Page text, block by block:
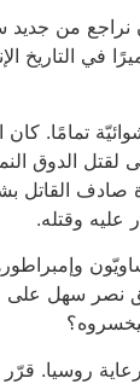
نراجع من جديد
في التاريخ
تمامًا. كان
لقتل الدوق
صادف القاتل
عليه وقتله.
نصر سهل على
روسيا.